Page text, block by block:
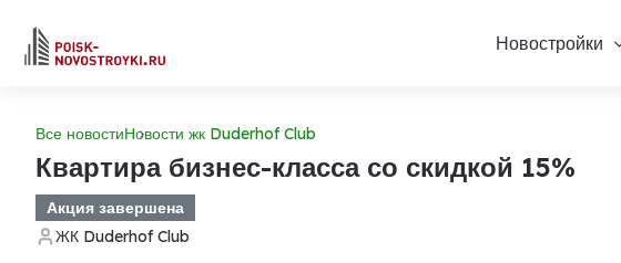
Новостройки
Все новостиНовости жк Duderhof Club
Квартира бизнес-класса со скидкой 15%
Акция завершена
ЖК Duderhof Club